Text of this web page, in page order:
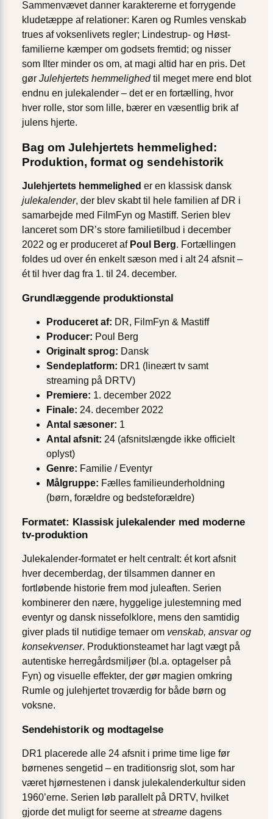
Sammenvævet danner karaktererne et forrygende
kludetæppe af relationer: Karen og Rumles venskab
trues af voksenlivets regler; Lindestrup- og Høst-
familierne kæmper om godsets fremtid; og nisser
som Ilter minder os om, at magi altid har en pris. Det
gør Julehjertets hemmelighedtil meget mere end blot
endnu en julekalender – det er en fortælling, hvor
hver rolle, stor som lille, bærer en væsentlig brik af
julens hjerte.
Bag om Julehjertets hemmelighed:
Produktion, format og sendehistorik
Julehjertets hemmelighed er en klassisk dansk
julekalender, der blev skabt til hele familien af DR i
samarbejde med FilmFyn og Mastiff. Serien blev
lanceret som DR’s store familietilbud i december
2022 og er produceret af Poul Berg. Fortællingen
foldes ud over én enkelt sæson med i alt 24 afsnit –
ét til hver dag fra 1. til 24. december.
Grundlæggende produktionstal
Produceret af: DR, FilmFyn & Mastiff
Producer: Poul Berg
Originalt sprog: Dansk
Sendeplatform: DR1 (lineært tv samt
streaming på DRTV)
Premiere: 1. december 2022
Finale: 24. december 2022
Antal sæsoner: 1
Antal afsnit: 24 (afsnitslængde ikke officielt
oplyst)
Genre: Familie / Eventyr
Målgruppe: Fælles familie­underholdning
(børn, forældre og bedsteforældre)
Formatet: Klassisk julekalender med moderne
tv-produktion
Julekalender-formatet er helt centralt: ét kort afsnit
hver decemberdag, der tilsammen danner en
fortløbende historie frem mod juleaften. Serien
kombinerer den nære, hyggelige julestemning med
eventyr og dansk nissefolklore, mens den samtidig
giver plads til nutidige temaer om venskab, ansvar og
konsekvenser. Produktionsteamet har lagt vægt på
autentiske herregårdsmiljøer (bl.a. optagelser på
Fyn) og visuelle effekter, der gør magien omkring
Rumle og julehjertet troværdig for både børn og
voksne.
Sendehistorik og modtagelse
DR1 placerede alle 24 afsnit i prime time lige før
børnenes sengetid – en traditionsrig slot, som har
været hjørnestenen i dansk julekalenderkultur siden
1960’erne. Serien løb parallelt på DRTV, hvilket
gjorde det muligt for seerne atstreame dagens